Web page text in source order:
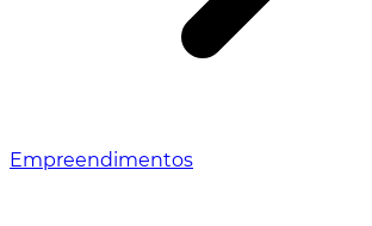
Empreendimentos